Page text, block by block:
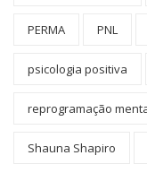
PERMA PNL
psicologia positiva
reprogramação
Shauna Shapiro